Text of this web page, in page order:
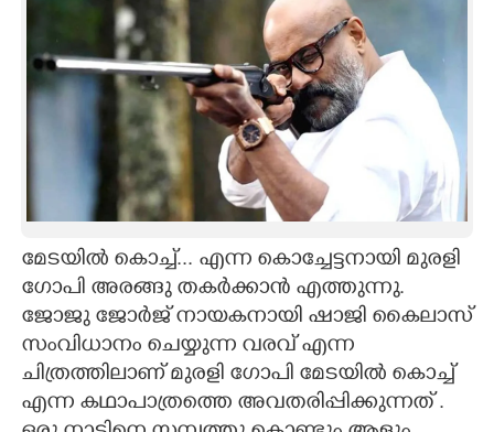
SPIRITUAL
LITERATURE
മേടയിൽ കൊച്ച്... എന്ന കൊച്ചേട്ടനായി മുരളി
ഗോപി അരങ്ങു തകർക്കാൻ എത്തുന്നു.
ജോജു ജോർജ് നായകനായി ഷാജി കൈലാസ്
സംവിധാനം ചെയ്യുന്ന വരവ് എന്ന
ചിത്രത്തിലാണ് മുരളി ഗോപി മേടയിൽ കൊച്ച്
എന്ന കഥാപാത്രത്തെ അവതരിപ്പിക്കുന്നത് .